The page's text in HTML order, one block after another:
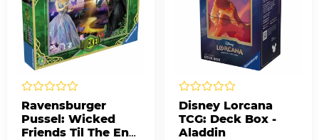
Ravensburger
Pussel: Wicked
Friends Til The End
Disney Lorcana
TCG: Deck Box -
Aladdin